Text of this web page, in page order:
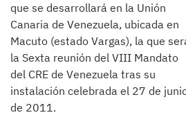
que se desarrollará en la Unión
Canaria de Venezuela, ubicada en
Macuto (estado Vargas), la que
la Sexta reunión del VIII Mandato
del CRE de Venezuela tras su
instalación celebrada el 27 de
de 2011.